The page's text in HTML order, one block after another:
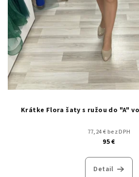
Krátke Flora šaty s ružou do "A"
77,24 € bez DPH
95 €
Detail